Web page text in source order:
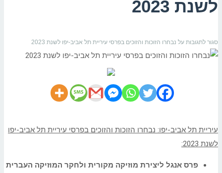
לשנת 2023
סגור לתגובות על נבחרו הזוכות והזוכים בפרסי עיריית תל אביב-יפו לשנת 2023
עיריית תל אביב-יפו: נבחרו הזוכות והזוכים בפרסי עיריית תל אביב-יפו
לשנת 2023:
פרס אנגל ליצירת מוזיקה מקורית ולחקר המוזיקה העברית